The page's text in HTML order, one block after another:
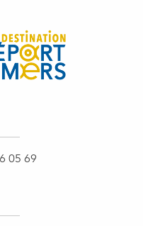
05 69